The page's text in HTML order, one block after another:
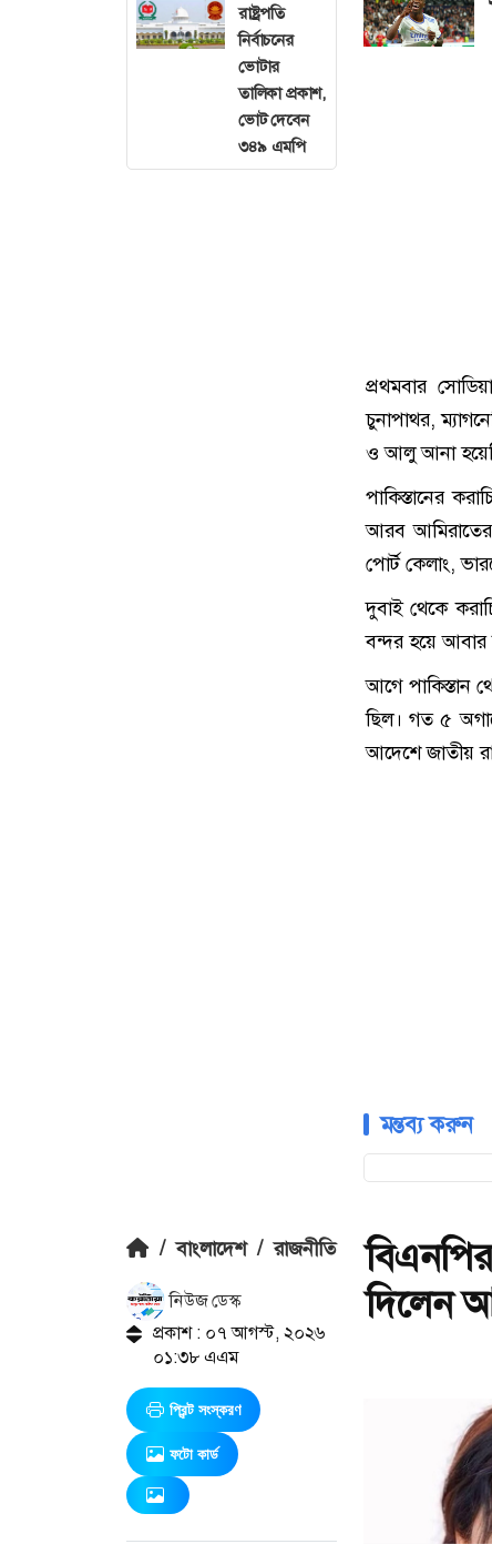
রাষ্ট্রপতি
নির্বাচনের
ভোটার
তালিকা প্রকাশ,
ভোট দেবেন
৩৪৯ এমপি
প্রথমবার
চুনাপাথর,
ও আলু আনা
পাকিস্তানের
আরব আমিরাতের
পোর্ট কেলাং,
দুবাই থেকে
বন্দর হয়ে আবার
আগে পাকিস্তান
ছিল। গত ৫
আদেশে জাতীয়
মন্তব্য করুন
/ বাংলাদেশ / রাজনীতি
নিউজ ডেস্ক
প্রকাশ : ০৭ আগস্ট, ২০২৬
০১:৩৮ এএম
প্রিন্ট সংস্করণ
ফটো কার্ড
দিলেন